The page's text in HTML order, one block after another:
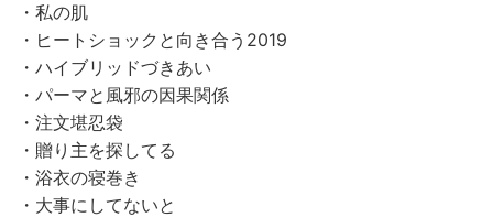
・私の肌
・ヒートショックと向き合う2019
・ハイブリッドづきあい
・パーマと風邪の因果関係
・注文堪忍袋
・贈り主を探してる
・浴衣の寝巻き
・大事にしてないと